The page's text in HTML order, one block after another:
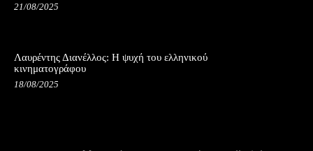
21/08/2025
Λαυρέντης Διανέλλος: Η ψυχή του ελληνικού
κινηματογράφου
18/08/2025